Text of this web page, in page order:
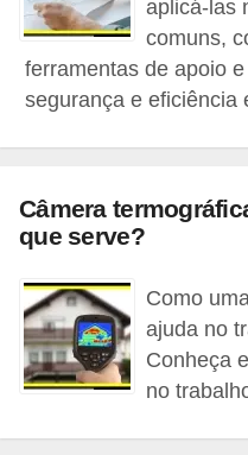
aplicá-las
comuns,
ferramentas de apoio
segurança e eficiência
Câmera
que serve?
Como
ajuda no
Conheça
no
C
n
c
e
t
s
d
e
l